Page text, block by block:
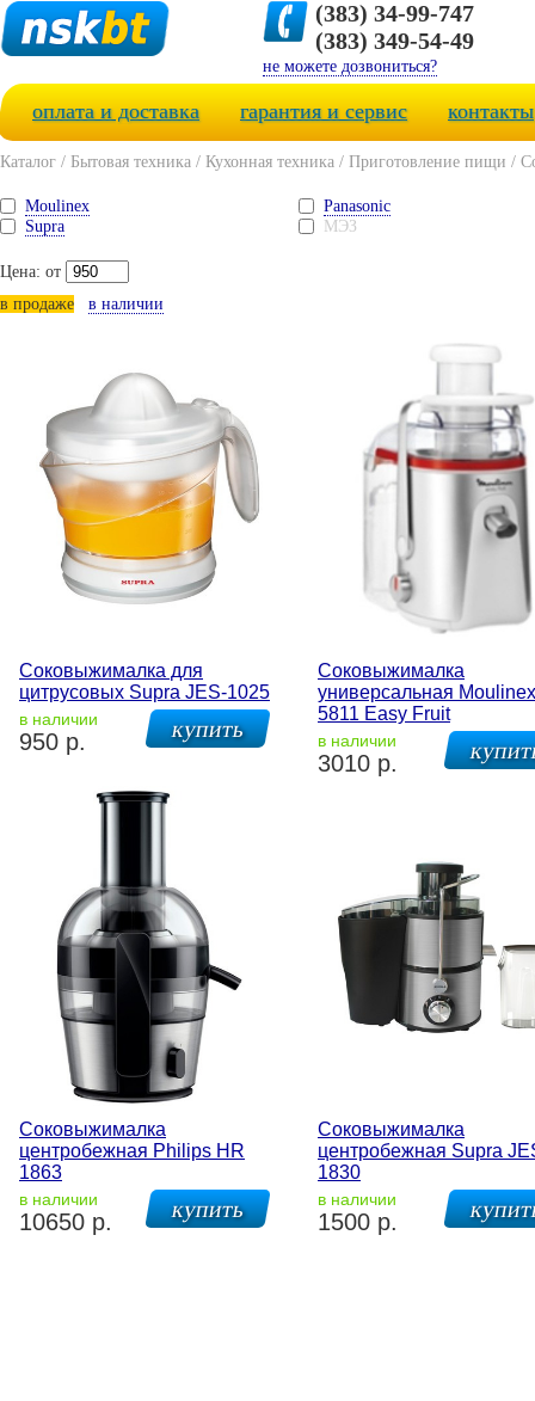
(383) 34-99-747
(383) 349-54-49
не можете дозвониться?
оплата и доставка гарантия и сервис контакты
Каталог / Бытовая техника / Кухонная техника / Приготовление пищи /
Moulinex
Panasonic
Supra
МЭЗ
Цена: от
в продаже
в наличии
Соковыжималка для
цитрусовых Supra JES-1025
в наличии
950 р.
Соковыжималка
универсальная
5811 Easy Fruit
в наличии
3010 р.
Соковыжималка
центробежная Philips HR
1863
в наличии
10650 р.
Соковыжималка
центробежная Supra
1830
в наличии
1500 р.